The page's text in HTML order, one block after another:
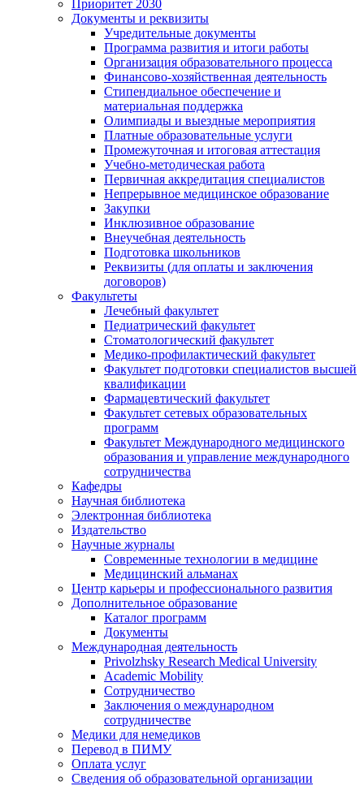
Приоритет 2030
Документы и реквизиты
Учредительные документы
Программа развития и итоги работы
Организация образовательного процесса
Финансово-хозяйственная деятельность
Стипендиальное обеспечение и
материальная поддержка
Олимпиады и выездные мероприятия
Платные образовательные услуги
Промежуточная и итоговая аттестация
Учебно-методическая работа
Первичная аккредитация специалистов
Непрерывное медицинское образование
Закупки
Инклюзивное образование
Внеучебная деятельность
Подготовка школьников
Реквизиты (для оплаты и заключения
договоров)
Факультеты
Лечебный факультет
Педиатрический факультет
Стоматологический факультет
Медико-профилактический факультет
Факультет подготовки специалистов высшей
квалификации
Фармацевтический факультет
Факультет сетевых образовательных
программ
Факультет Международного медицинского
образования и управление международного
сотрудничества
Кафедры
Научная библиотека
Электронная библиотека
Издательство
Научные журналы
Современные технологии в медицине
Медицинский альманах
Центр карьеры и профессионального развития
Дополнительное образование
Каталог программ
Документы
Международная деятельность
Privolzhsky Research Medical University
Academic Mobility
Сотрудничество
Заключения о международном
сотрудничестве
Медики для немедиков
Перевод в ПИМУ
Оплата услуг
Сведения об образовательной организации